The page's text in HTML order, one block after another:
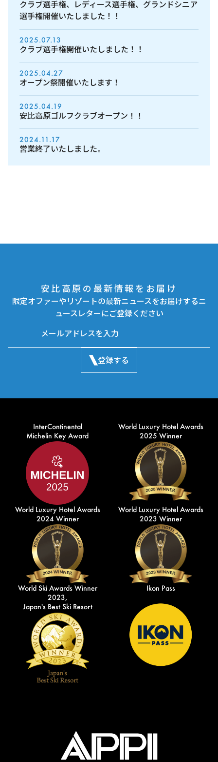
クラブ選手権、レディース選手権、グランドシニア
選手権開催いたしました！！
2025.07.13
クラブ選手権開催いたしました！！
2025.04.27
オープン祭開催いたします！
2025.04.19
安比高原ゴルフクラブオープン！！
2024.11.17
営業終了いたしました。
安比高原の最新情報をお届け
限定オファーやリゾートの最新ニュースをお届けするニ
ュースレターにご登録ください
登録する
InterContinental
Michelin Key Award
World Luxury Hotel Awards
2025 Winner
World Luxury Hotel Awards
2024 Winner
World Luxury Hotel Awards
2023 Winner
World Ski Awards Winner
2023,
Japan's Best Ski Resort
Ikon Pass